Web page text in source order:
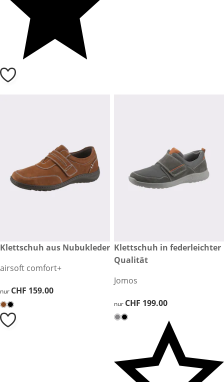
CHF 159.00
Klettschuh aus Nubukleder
airsoft comfort+
CHF 159.00
nur CHF 159.00
CHF 199.00
Klettschuh in federleichter
Qualität
Jomos
CHF 199.00
nur CHF 199.00